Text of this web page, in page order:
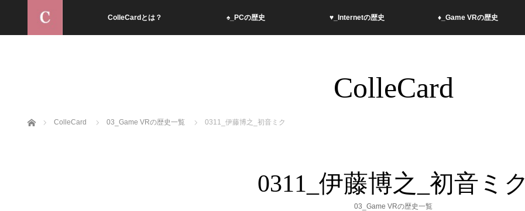
ColleCardとは？ ♠︎_PCの歴史 ︎♥︎_Internetの歴史 ♦︎_Game VRの歴史
ColleCard
ホーム ColleCard 03_Game VRの歴史一覧 0311_伊藤博之_初音ミク
0311_伊藤博之_初音ミク
03_Game VRの歴史一覧